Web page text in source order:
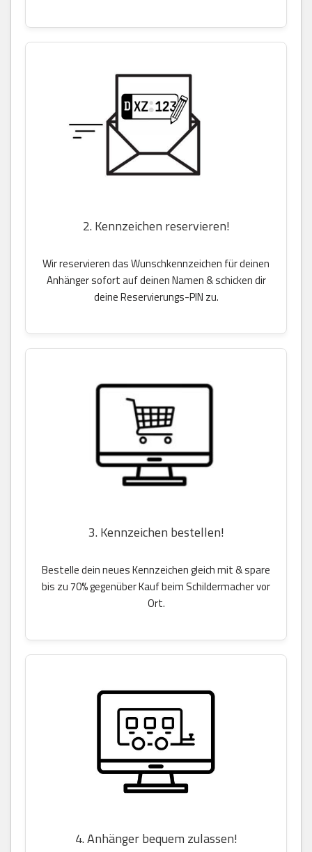
2. Kennzeichen reservieren!
Wir reservieren das Wunschkennzeichen für deinen
Anhänger sofort auf deinen Namen & schicken dir
deine Reservierungs-PIN zu.
3. Kennzeichen bestellen!
Bestelle dein neues Kennzeichen gleich mit & spare
bis zu 70% gegenüber Kauf beim Schildermacher vor
Ort.
4. Anhänger bequem zulassen!